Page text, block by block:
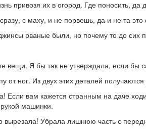
привозя их в огород. Где поносить, да
с маху, и не порвешь, да и не та
рваные были, но почему то до сих
вещи. Я бы так не утверждала, если бы
ног. Из двух этих деталей
Если вам кажется странным на даче
машинки.
Убрала лишнюю часть с